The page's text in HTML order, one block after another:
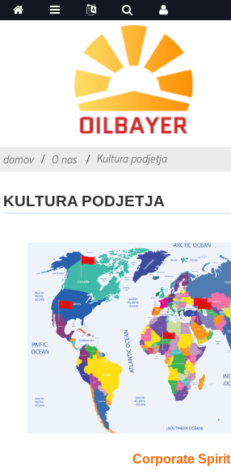
domov O nas Kultura podjetja
KULTURA PODJETJA
Corporate Spirit